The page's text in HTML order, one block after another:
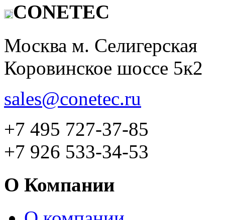
CONETEC
Москва м. Селигерская
Коровинское шоссе 5к2
sales@conetec.ru
+7 495 727-37-85
+7 926 533-34-53
О Компании